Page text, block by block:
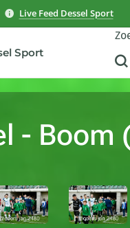
Live Feed Dessel Sport
Sport
- Boom